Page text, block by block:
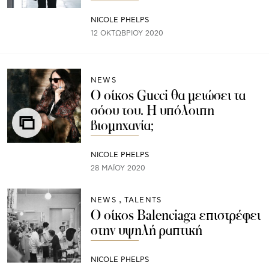
NICOLE PHELPS
12 ΟΚΤΩΒΡΊΟΥ 2020
NEWS
O οίκος Gucci θα μειώσει τα
σόου του. Η υπόλοιπη
βιομηχανία;
NICOLE PHELPS
28 ΜΑΪ́ΟΥ 2020
NEWS TALENTS
Ο οίκος Balenciaga επιστρέφει
στην υψηλή ραπτική
NICOLE PHELPS